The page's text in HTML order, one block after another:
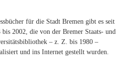
für die Stadt Bremen gibt es seit
bis 2002, die von der Bremer Staats- und
– z. Z. bis 1980 –
und ins Internet gestellt wurden.